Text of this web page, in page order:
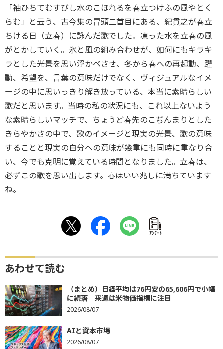
「袖ひちてむすびし水のこほれるを春立つけふの風やとく
らむ」と云う、古今集の冒頭二首目にある、紀貫之が春立
ちける日（立春）に詠んだ歌でした。凍った水を立春の風
がとかしていく。氷と風の組み合わせが、如何にもキラキ
ラとした光景を思い浮かべさせ、冬から春への再起動、躍
動、希望を、言葉の意味だけでなく、ヴィジュアルなイメ
ージの中に思いっきり解き放っている、本当に素晴らしい
歌だと思います。当時の私の状況にも、これ以上ないよう
な素晴らしいマッチで、ちょうど春先のこぢんまりとした
きらやかさの中で、歌のイメージと現実の光景、歌の意味
することと現実の自分への意味が幾重にも同時に重なり合
い、今でも克明に覚えている時間となりました。立春は、
必ずこの歌を思い出します。春はいい兆しに満ちています
ね。
ｱﾝｹｰﾄ
あわせて読む
（まとめ）日経平均は76円安の65,606円で小幅
に続落 来週は米物価指標に注目
2026/08/07
AIと資本市場
2026/08/07